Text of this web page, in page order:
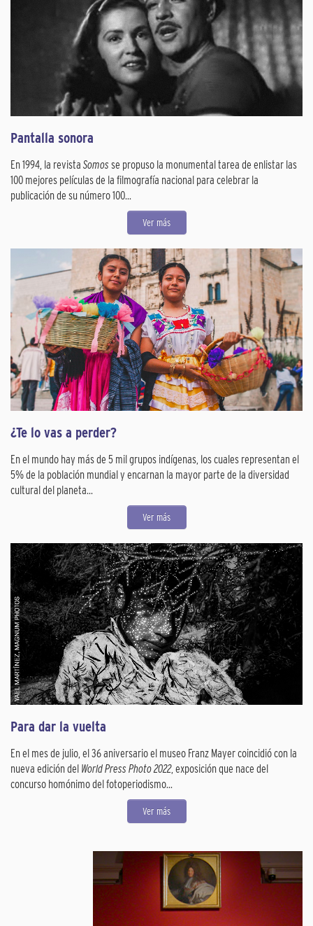
Pantalla sonora
En 1994, la revista Somos se propuso la monumental tarea de enlistar las
100 mejores películas de la filmografía nacional para celebrar la
publicación de su número 100...
Ver más
¿Te lo vas a perder?
En el mundo hay más de 5 mil grupos indígenas, los cuales representan el
5% de la población mundial y encarnan la mayor parte de la diversidad
cultural del planeta...
Ver más
Para dar la vuelta
En el mes de julio, el 36 aniversario el museo Franz Mayer coincidió con la
nueva edición del World Press Photo 2022, exposición que nace del
concurso homónimo del fotoperiodismo...
Ver más